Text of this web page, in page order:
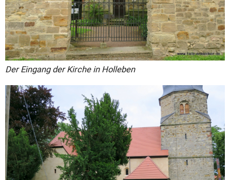
Der Eingang der Kirche in Holleben